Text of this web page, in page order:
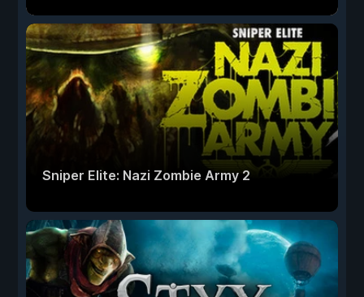
Sniper Elite: Nazi Zombie Army 2